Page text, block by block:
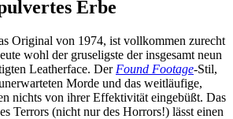
Erbe
Original von 1974, ist vollkommen zurecht
wohl der gruseligste der insgesamt neun
Leatherface. Der Found Footage-Stil,
Morde und das weitläufige,
nichts von ihrer Effektivität eingebüßt. Das
Terrors (nicht nur des Horrors!) lässt einen